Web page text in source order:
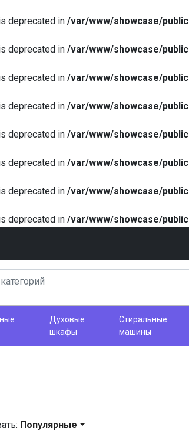
deprecated in /var/www/showcase/
deprecated in /var/www/showcase/
deprecated in /var/www/showcase/
deprecated in /var/www/showcase/
deprecated in /var/www/showcase/
deprecated in /var/www/showcase/
deprecated in /var/www/showcase/
deprecated in /var/www/showcase/
Духовые
шкафы
Стиральные
машины
Популярные